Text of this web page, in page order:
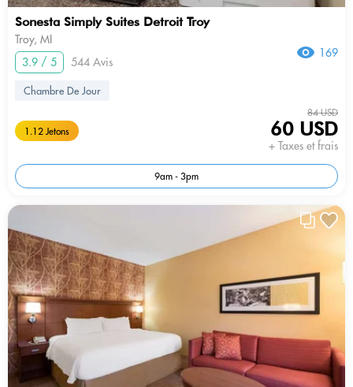
Sonesta Simply Suites Detroit Troy
Troy, MI
3.9 / 5
544 Avis
169
Chambre De Jour
1.12 Jetons
84 USD
60 USD
+ Taxes et frais
9am - 3pm